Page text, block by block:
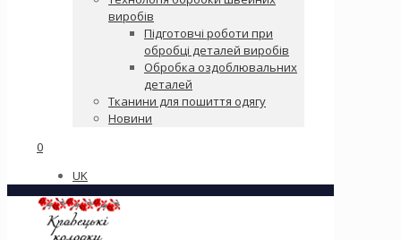
виробів
Підготовчі роботи при
обробці деталей виробів
Обробка оздоблювальних
деталей
Тканини для пошиття одягу
Новини
0
UK